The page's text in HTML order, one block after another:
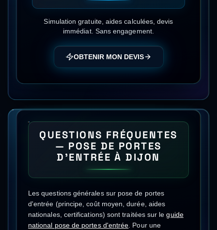
Simulation gratuite, aides calculées, devis
immédiat. Sans engagement.
OBTENIR MON DEVIS
QUESTIONS FRÉQUENTES
— POSE DE PORTES
D'ENTRÉE À DIJON
Les questions générales sur pose de portes
d'entrée (principe, coût moyen, durée, aides
nationales, certifications) sont traitées sur le guide
national pose de portes d'entrée. Pour une